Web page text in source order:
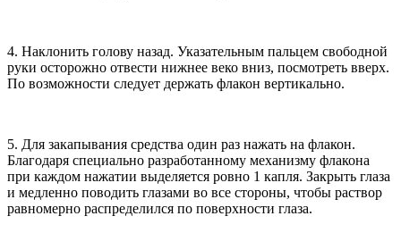
4. Наклонить голову назад. Указательным пальцем свободной
руки осторожно отвести нижнее веко вниз, посмотреть вверх.
По возможности следует держать флакон вертикально.
5. Для закапывания средства один раз нажать на флакон.
Благодаря специально разработанному механизму флакона
при каждом нажатии выделяется ровно 1 капля. Закрыть глаза
и медленно поводить глазами во все стороны, чтобы раствор
равномерно распределился по поверхности глаза.